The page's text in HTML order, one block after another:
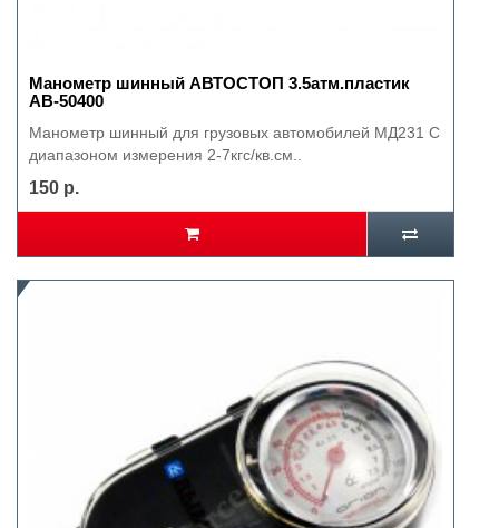
Манометр шинный АВТОСТОП 3.5атм.пластик
AB-50400
Манометр шинный для грузовых автомобилей МД231 С
диапазоном измерения 2-7кгс/кв.см..
150 р.